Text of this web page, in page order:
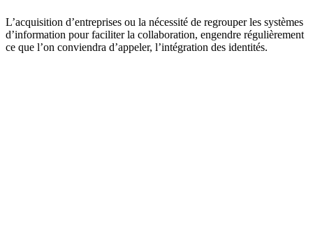
Email
L’acquisition d’entreprises ou la nécessité de regrouper les systèmes
d’information pour faciliter la collaboration, engendre régulièrement
ce que l’on conviendra d’appeler, l’intégration des identités.